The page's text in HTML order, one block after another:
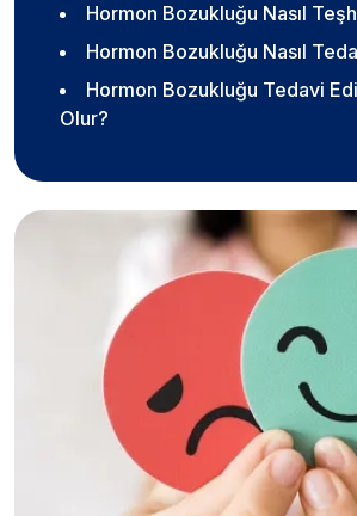
Hormon Bozukluğu Nasıl
Hormon Bozukluğu Nasıl
Hormon Bozukluğu Tedavi
Olur?